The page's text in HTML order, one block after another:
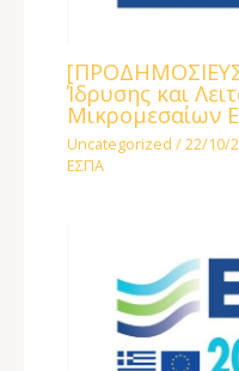
Ίδρυσης και
Μικρομεσαίων
Uncategorized /22/10/
ΕΣΠΑ